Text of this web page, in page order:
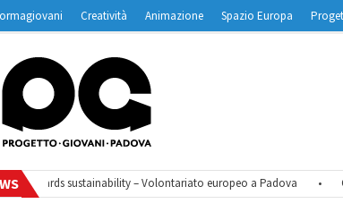
Creatività Animazione Spazio Europa
towards sustainability – Volontariato europeo a Padova